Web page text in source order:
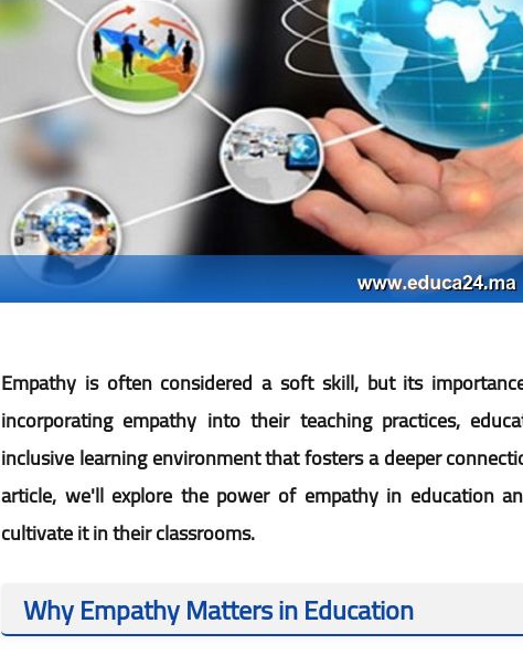
Empathy is often considered a soft skill, but its
incorporating empathy into their teaching practices,
inclusive learning environment that fosters a deeper
article, we'll explore the power of empathy in education
cultivate it in their classrooms.
Why Empathy Matters in Education